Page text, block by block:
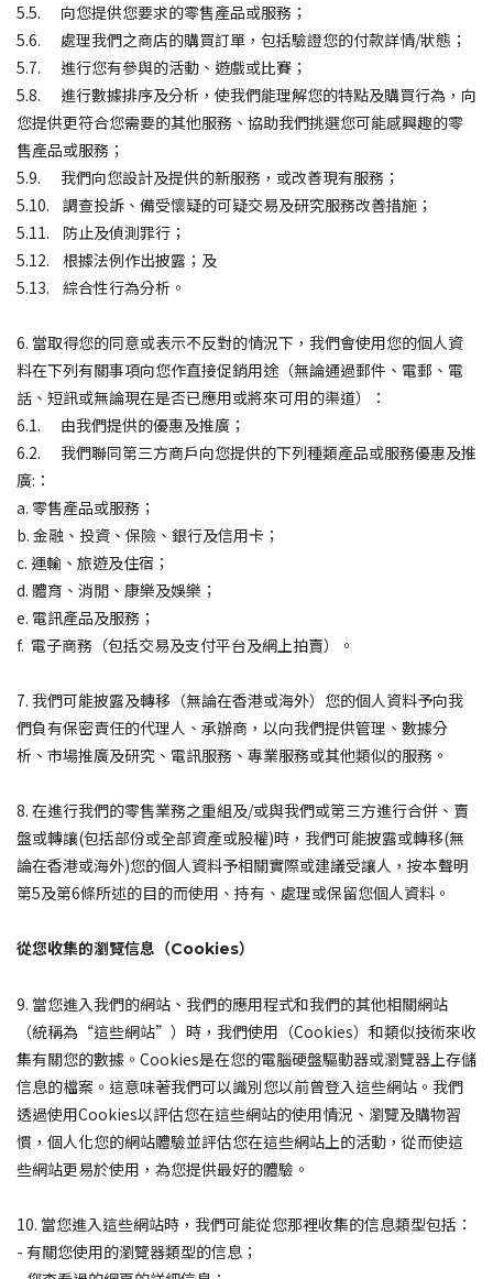
5.5. 向您提供您要求的零售產品或服務；
5.6. 處理我們之商店的購買訂單，包括驗證您的付款詳情/狀態；
5.7. 進行您有參與的活動、遊戲或比賽；
5.8. 進行數據排序及分析，使我們能理解您的特點及購買行為，向
您提供更符合您需要的其他服務、協助我們挑選您可能感興趣的零
售產品或服務；
5.9. 我們向您設計及提供的新服務，或改善現有服務；
5.10. 調查投訴、備受懷疑的可疑交易及研究服務改善措施；
5.11. 防止及偵測罪行；
5.12. 根據法例作出披露；及
5.13. 綜合性行為分析。
6. 當取得您的同意或表示不反對的情況下，我們會使用您的個人資
料在下列有關事項向您作直接促銷用途（無論通過郵件、電郵、電
話、短訊或無論現在是否已應用或將來可用的渠道）：
6.1. 由我們提供的優惠及推廣；
6.2. 我們聯同第三方商戶向您提供的下列種類產品或服務優惠及推
廣:：
a. 零售產品或服務；
b. 金融、投資、保險、銀行及信用卡；
c. 運輸、旅遊及住宿；
d. 體育、消閒、康樂及娛樂；
e. 電訊產品及服務；
f. 電子商務（包括交易及支付平台及網上拍賣）。
7. 我們可能披露及轉移（無論在香港或海外）您的個人資料予向我
們負有保密責任的代理人、承辦商，以向我們提供管理、數據分
析、市場推廣及研究、電訊服務、專業服務或其他類似的服務。
8. 在進行我們的零售業務之重組及/或與我們或第三方進行合併、賣
盤或轉讓(包括部份或全部資產或股權)時，我們可能披露或轉移(無
論在香港或海外)您的個人資料予相關實際或建議受讓人，按本聲明
第5及第6條所述的目的而使用、持有、處理或保留您個人資料。
從您收集的瀏覽信息（Cookies）
9. 當您進入我們的網站、我們的應用程式和我們的其他相關網站
（統稱為“這些網站”）時，我們使用（Cookies）和類似技術來收
集有關您的數據。Cookies是在您的電腦硬盤驅動器或瀏覽器上存儲
信息的檔案。這意味著我們可以識別您以前曾登入這些網站。我們
透過使用Cookies以評估您在這些網站的使用情況、瀏覽及購物習
慣，個人化您的網站體驗並評估您在這些網站上的活動，從而使這
些網站更易於使用，為您提供最好的體驗。
10. 當您進入這些網站時，我們可能從您那裡收集的信息類型包括：
- 有關您使用的瀏覽器類型的信息；